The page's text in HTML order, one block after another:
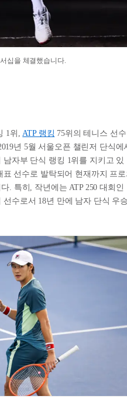
십을 체결했습니다.
1위, ATP 랭킹 75위의 테니스 선수
년 5월 서울오픈 챌린저 단식에
자부 단식 랭킹 1위를 지키고 있
표 선수로 발탁되어 현재까지 프
. 특히, 작년에는 ATP 250 대회인
수로서 18년 만에 남자 단식 우